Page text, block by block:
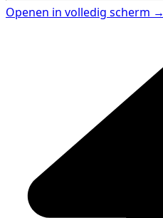
Openen in volledig scherm →